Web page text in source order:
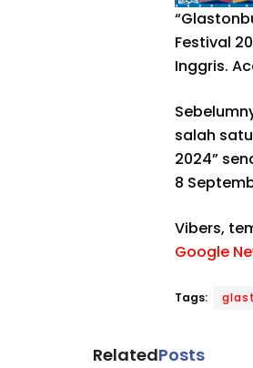
Festival
Inggris.
salah satu
2024”
8
Vibers,
Google
Tags:
RelatedPosts